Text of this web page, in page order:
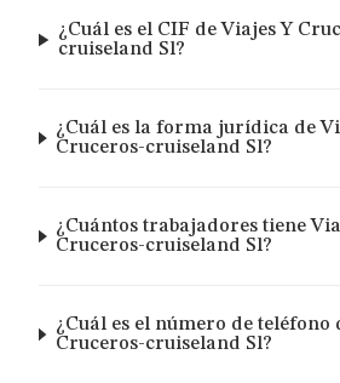
¿Cuál es el CIF de Viajes Y
cruiseland Sl?
¿Cuál es la forma jurídica de
Cruceros-cruiseland Sl?
¿Cuántos trabajadores tiene
Cruceros-cruiseland Sl?
¿Cuál es el número de teléfono
Cruceros-cruiseland Sl?